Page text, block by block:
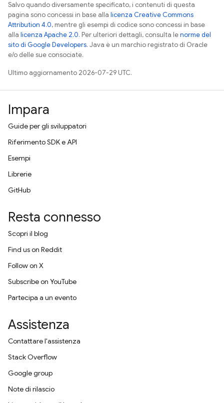
Salvo quando diversamente specificato, i contenuti di questa
pagina sono concessi in base alla licenza Creative Commons
Attribution 4.0, mentre gli esempi di codice sono concessi in base
alla licenza Apache 2.0. Per ulteriori dettagli, consulta lenorme del
sito di Google Developers. Java è un marchio registrato di Oracle
e/o delle sue consociate.
Ultimo aggiornamento 2026-07-29 UTC.
Impara
Guide per gli sviluppatori
Riferimento SDK e API
Esempi
Librerie
GitHub
Resta connesso
Scopri il blog
Find us on Reddit
Follow on X
Subscribe on YouTube
Partecipa a un evento
Assistenza
Contattare l'assistenza
Stack Overflow
Google group
Note di rilascio